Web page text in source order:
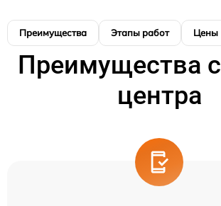
Преимущества Этапы работ Цены
Преимущества
центра